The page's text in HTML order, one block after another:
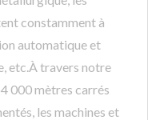
constamment à
automatique et
etc.À travers notre
000 mètres carrés
les machines et